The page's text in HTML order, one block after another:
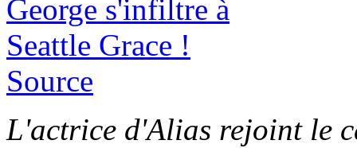
Source
L'actrice d'Alias rejoint le